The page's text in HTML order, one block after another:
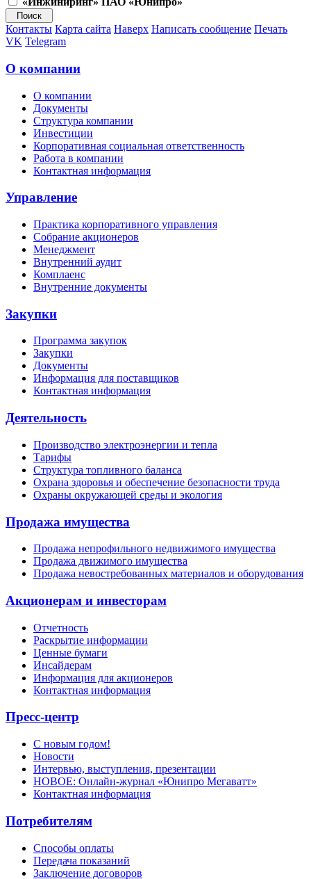
Контакты Карта сайта Наверх Написать сообщение Печать
VK Telegram
О компании
О компании
Документы
Структура компании
Инвестиции
Корпоративная социальная ответственность
Работа в компании
Контактная информация
Управление
Практика корпоративного управления
Собрание акционеров
Менеджмент
Внутренний аудит
Комплаенс
Внутренние документы
Закупки
Программа закупок
Закупки
Документы
Информация для поставщиков
Контактная информация
Деятельность
Производство электроэнергии и тепла
Тарифы
Структура топливного баланса
Охрана здоровья и обеспечение безопасности труда
Охраны окружающей среды и экология
Продажа имущества
Продажа непрофильного недвижимого имущества
Продажа движимого имущества
Продажа невостребованных материалов и оборудования
Акционерам и инвесторам
Отчетность
Раскрытие информации
Ценные бумаги
Инсайдерам
Информация для акционеров
Контактная информация
Пресс-центр
С новым годом!
Новости
Интервью, выступления, презентации
НОВОЕ: Онлайн-журнал «Юнипро Мегаватт»
Контактная информация
Потребителям
Способы оплаты
Передача показаний
Заключение договоров